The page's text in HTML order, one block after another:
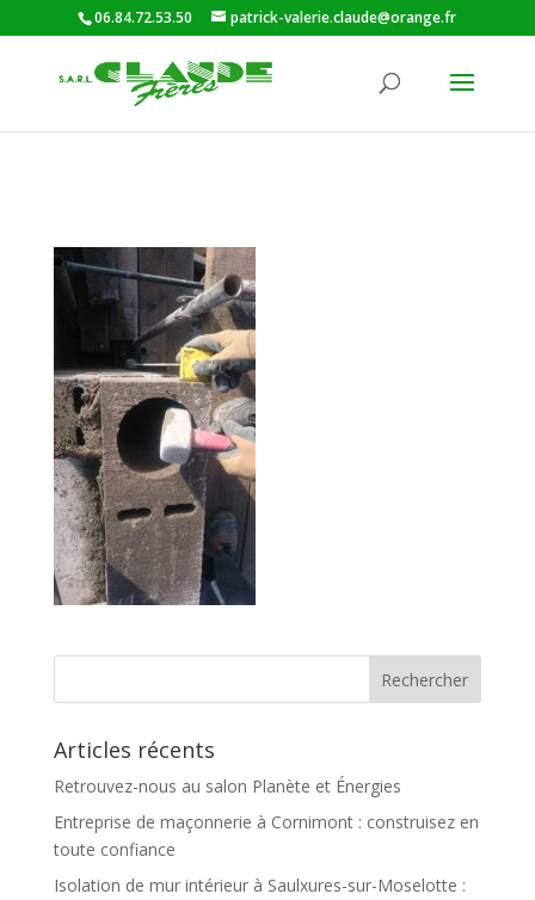
06.84.72.53.50 patrick-valerie.claude@orange.fr
Articles récents
Retrouvez-nous au salon Planète et Énergies
Entreprise de maçonnerie à Cornimont : construisez en
toute confiance
Isolation de mur intérieur à Saulxures-sur-Moselotte :